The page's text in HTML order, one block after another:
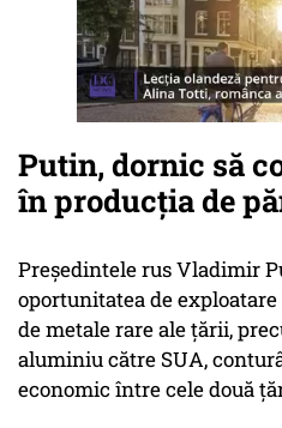
Putin, dornic să
în producția de
Președintele rus Vladimir
oportunitatea de
de metale rare ale țării,
aluminiu către SUA,
economic între cele două